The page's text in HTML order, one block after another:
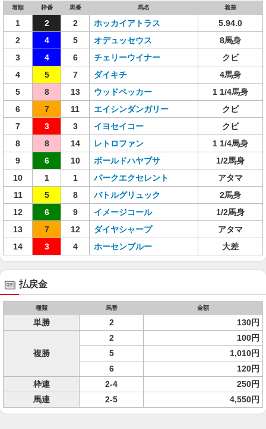
着順 枠番 馬番 馬名 着差
1 2 2 ホッカイアトラス
5.94.0
2
4 5 オデュッセウス
8馬身
3
4 6 チェリーウイナー
クビ
4
5 7 ダイキチ
4馬身
5
8 13 ウッドペッカー
1 1/4馬身
6
7 11 エイシンダンガリー
クビ
7
3 3 イヨセイコー
クビ
8
8 14 レトロファン
1 1/4馬身
9
6 10 ボールドハヤブサ
1/2馬身
10
1 1 パークエクセレント
アタマ
11
5 8 バトルグリュック
2馬身
12
6 9 イメージコール
1/2馬身
13
7 12 ダイヤシャープ
アタマ
14
3 4 ホーセンブルー 大差
払戻金
種類 馬番 金額
単勝 2 130円
複勝
2
100円
5
1,010円
6
120円
枠連
2-4
250円
馬連
2-5 4,550円